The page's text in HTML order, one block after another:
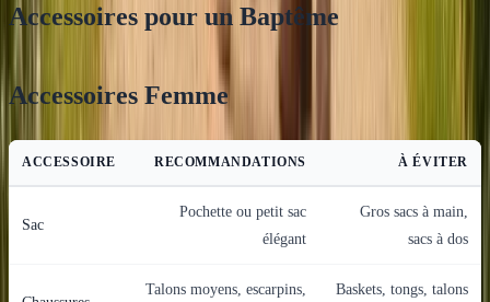
Accessoires pour un Baptême
Accessoires Femme
ACCESSOIRE RECOMMANDATIONS À ÉVITER
Sac
Pochette ou petit sac
élégant
Gros sacs à main,
sacs à dos
Talons moyens, escarpins, Baskets, tongs, talons